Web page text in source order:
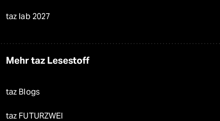
taz lab 2027
Mehr taz Lesestoff
taz Blogs
taz FUTURZWEI